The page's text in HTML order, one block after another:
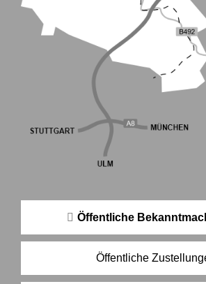
Öffentliche
Öffentliche